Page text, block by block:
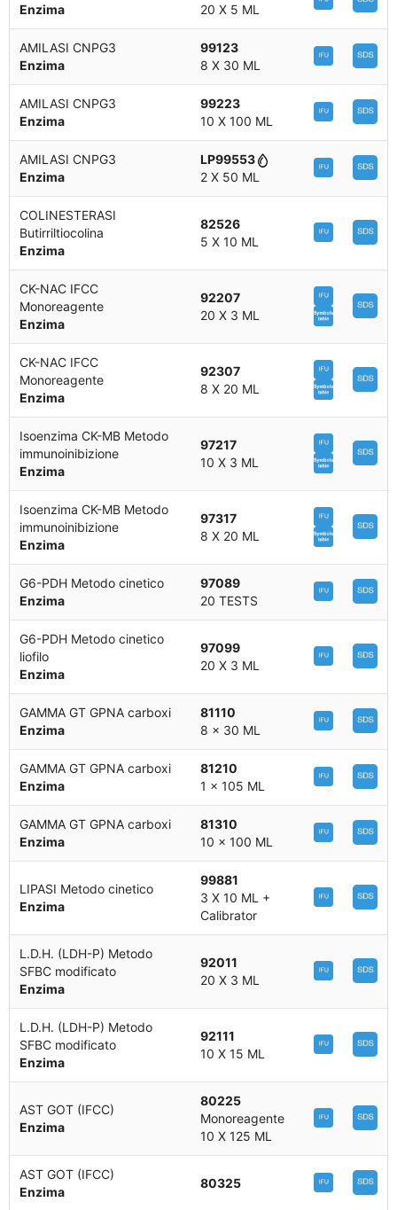
Enzima
20 X 5 ML
AMILASI CNPG3
Enzima
99123
8 X 30 ML
AMILASI CNPG3
Enzima
99223
10 X 100 ML
AMILASI CNPG3
Enzima
LP99553
2 X 50 ML
COLINESTERASI
Butirriltiocolina
Enzima
82526
5 X 10 ML
CK-NAC IFCC
Monoreagente
Enzima
92207
20 X 3 ML
CK-NAC IFCC
Monoreagente
Enzima
92307
8 X 20 ML
Isoenzima CK-MB Metodo
immunoinibizione
Enzima
97217
10 X 3 ML
Isoenzima CK-MB Metodo
immunoinibizione
Enzima
97317
8 X 20 ML
G6-PDH Metodo cinetico
Enzima
97089
20 TESTS
G6-PDH Metodo cinetico
liofilo
Enzima
97099
20 X 3 ML
GAMMA GT GPNA carboxi
Enzima
81110
8 x 30 ML
GAMMA GT GPNA carboxi
Enzima
81210
1 x 105 ML
GAMMA GT GPNA carboxi
Enzima
81310
10 x 100 ML
LIPASI Metodo cinetico
Enzima
99881
3 X 10 ML +
Calibrator
L.D.H. (LDH-P) Metodo
SFBC modificato
Enzima
92011
20 X 3 ML
L.D.H. (LDH-P) Metodo
SFBC modificato
Enzima
92111
10 X 15 ML
AST GOT (IFCC)
Enzima
80225
Monoreagente
10 X 125 ML
AST GOT (IFCC)
Enzima
80325